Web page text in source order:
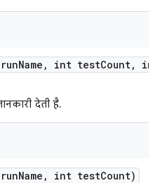
Name , int testCount,
int
देती है.
Name , int testCount)